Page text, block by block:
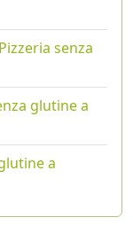
senza
glutine a
a